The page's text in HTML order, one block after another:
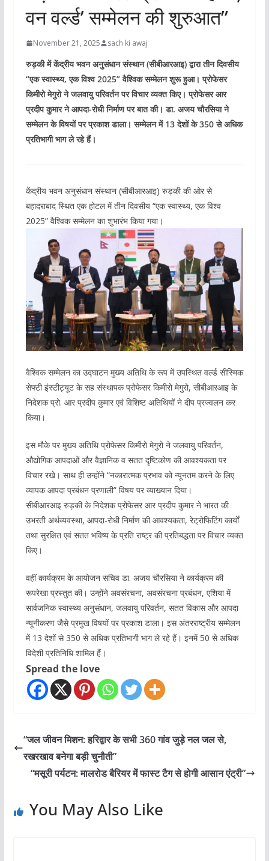
वन वर्ल्ड’ सम्मेलन की शुरुआत”
November 21, 2025 sach ki awaj
रुड़की में केंद्रीय भवन अनुसंधान संस्थान (सीबीआरआइ) द्वारा तीन दिवसीय
“एक स्वास्थ्य, एक विश्व 2025” वैश्विक सम्मेलन शुरू हुआ। प्रोफेसर
किमीरो मेगुरो ने जलवायु परिवर्तन पर विचार व्यक्त किए। प्रोफेसर आर
प्रदीप कुमार ने आपदा-रोधी निर्माण पर बात की। डा. अजय चौरसिया ने
सम्मेलन के विषयों पर प्रकाश डाला। सम्मेलन में 13 देशों के 350 से अधिक
प्रतिभागी भाग ले रहे हैं।
केंद्रीय भवन अनुसंधान संस्थान (सीबीआरआइ) रुड़की की ओर से
बहादराबाद स्थित एक होटल में तीन दिवसीय “एक स्वास्थ्य, एक विश्व
2025” वैश्विक सम्मेलन का शुभारंभ किया गया।
वैश्विक सम्मेलन का उद्घाटन मुख्य अतिथि के रूप में उपस्थित वर्ल्ड सीस्मिक
सेफ्टी इंस्टीट्यूट के सह संस्थापक प्रोफेसर किमीरो मेगुरो, सीबीआरआइ के
निदेशक प्रो. आर प्रदीप कुमार एवं विशिष्ट अतिथियों ने दीप प्रज्वलन कर
किया।
इस मौके पर मुख्य अतिथि प्रोफेसर किमीरो मेगुरो ने जलवायु परिवर्तन,
औद्योगिक आपदाओं और वैज्ञानिक व सतत दृष्टिकोण की आवश्यकता पर
विचार रखे। साथ ही उन्होंने “नकारात्मक प्रभाव को न्यूनतम करने के लिए
व्यापक आपदा प्रबंधन प्रणाली” विषय पर व्याख्यान दिया।
सीबीआरआइ रुड़की के निदेशक प्रोफेसर आर प्रदीप कुमार ने भारत की
उभरती अर्थव्यवस्था, आपदा-रोधी निर्माण की आवश्यकता, रेट्रोफिटिंग कार्यों
तथा सुरक्षित एवं सतत भविष्य के प्रति राष्ट्र की प्रतिबद्धता पर विचार व्यक्त
किए।
वहीं कार्यक्रम के आयोजन सचिव डा. अजय चौरसिया ने कार्यक्रम की
रूपरेखा प्रस्तुत की। उन्होंने अवसंरचना, अवसंरचना प्रबंधन, एशिया में
सार्वजनिक स्वास्थ्य अनुसंधान, जलवायु परिवर्तन, सतत विकास और आपदा
न्यूनीकरण जैसे प्रमुख विषयों पर प्रकाश डाला। इस अंतरराष्ट्रीय सम्मेलन
में 13 देशों से 350 से अधिक प्रतिभागी भाग ले रहे हैं। इनमें 50 से अधिक
विदेशी प्रतिनिधि शामिल हैं।
Spread the love
“जल जीवन मिशन: हरिद्वार के सभी 360 गांव जुड़े नल जल से,
रखरखाव बनेगा बड़ी चुनौती”
“मसूरी पर्यटन: मालरोड बैरियर में फास्ट टैग से होगी आसान एंट्री”
You May Also Like